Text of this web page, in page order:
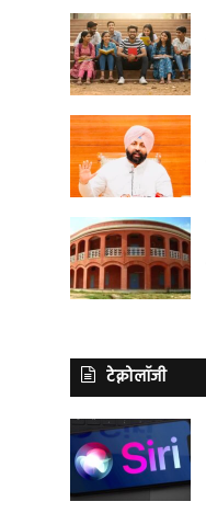
टेक्नोलॉजी